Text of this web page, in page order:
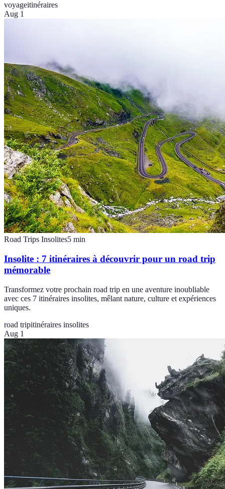
voyageitinéraires
Aug 1
Road Trips Insolites5 min
Insolite : 7 itinéraires à découvrir pour un road trip
mémorable
Transformez votre prochain road trip en une aventure inoubliable
avec ces 7 itinéraires insolites, mêlant nature, culture et expériences
uniques.
road tripitinéraires insolites
Aug 1